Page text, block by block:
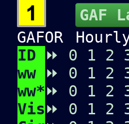
GAF
GAFOR
ID
⏩ 0 1 2
ww ⏩ 0 1 2
ww*⏩ 0 1 2
Vis⏩ 0 1 2